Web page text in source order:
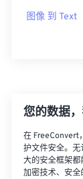
图像 到 Text
您的数据
在 FreeConvert
护文件安全。
大的安全框架
加密技术、安